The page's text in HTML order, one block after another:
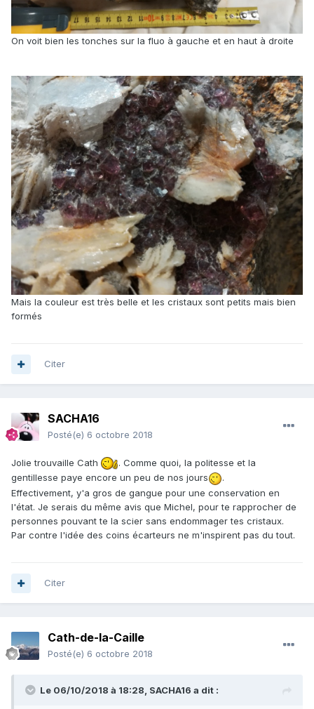
On voit bien les tonches sur la fluo à gauche et en haut à droite
Mais la couleur est très belle et les cristaux sont petits mais bien
formés
Citer
SACHA16
Posté(e) 6 octobre 2018
Jolie trouvaille Cath
. Comme quoi, la politesse et la
gentillesse paye encore un peu de nos jours
.
Effectivement, y'a gros de gangue pour une conservation en
l'état. Je serais du même avis que Michel, pour te rapprocher de
personnes pouvant te la scier sans endommager tes cristaux.
Par contre l'idée des coins écarteurs ne m'inspirent pas du tout.
Citer
Cath-de-la-Caille
Posté(e) 6 octobre 2018
Le 06/10/2018 à 18:28, SACHA16 a dit :